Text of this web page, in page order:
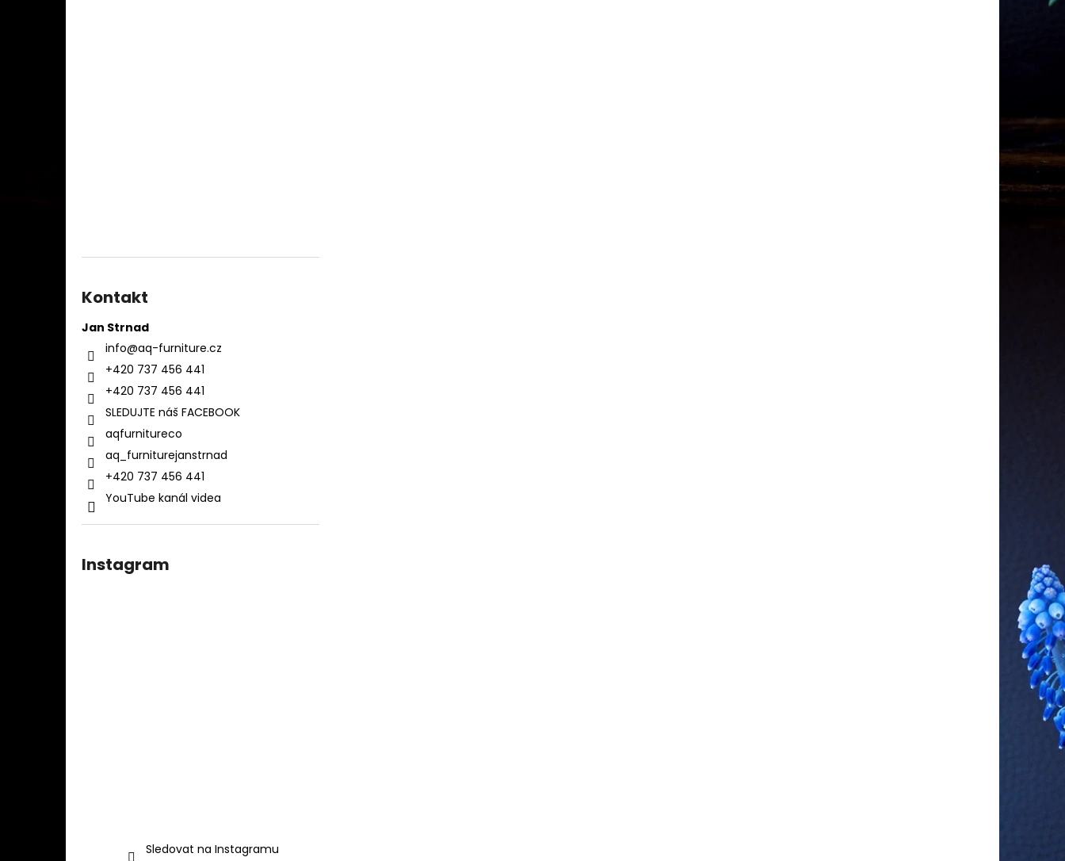
Kontakt
Jan Strnad
info@aq-furniture.cz
+420 737 456 441
+420 737 456 441
SLEDUJTE náš FACEBOOK
aqfurnitureco
aq_furniturejanstrnad
+420 737 456 441
YouTube kanál videa
Instagram
Sledovat na Instagramu